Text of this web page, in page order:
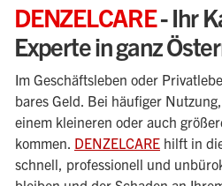
DENZELCARE- Ihr
Experte in ganz
Im Geschäftsleben oder
bares Geld. Bei häufiger
einem kleineren oder auch
kommen. DENZELCARE hilft in
schnell, professionell und